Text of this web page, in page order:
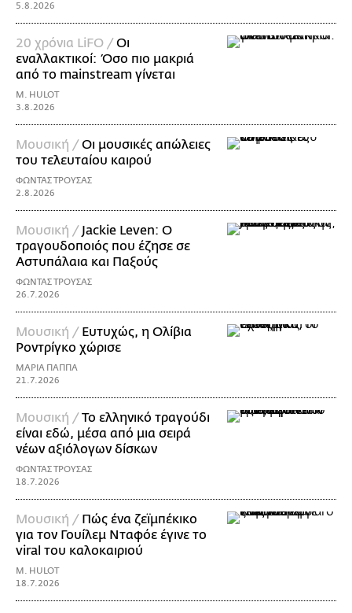
5.8.2026
20 χρόνια LiFO /Οι
εναλλακτικοί: Όσο πιο μακριά
από το mainstream γίνεται
M. HULOT
3.8.2026
Μουσική /Οι μουσικές απώλειες
του τελευταίου καιρού
ΦΩΝΤΑΣ ΤΡΟΥΣΑΣ
2.8.2026
Μουσική / Jackie Leven: Ο
τραγουδοποιός που έζησε σε
Αστυπάλαια και Παξούς
ΦΩΝΤΑΣ ΤΡΟΥΣΑΣ
26.7.2026
Μουσική / Ευτυχώς, η Ολίβια
Ροντρίγκο χώρισε
ΜΑΡΙΑ ΠΑΠΠΑ
21.7.2026
Μουσική /Το ελληνικό τραγούδι
είναι εδώ, μέσα από μια σειρά
νέων αξιόλογων δίσκων
ΦΩΝΤΑΣ ΤΡΟΥΣΑΣ
18.7.2026
Μουσική / Πώς ένα ζεϊμπέκικο
για τον Γουίλεμ Νταφόε έγινε το
viral του καλοκαιριού
M. HULOT
18.7.2026